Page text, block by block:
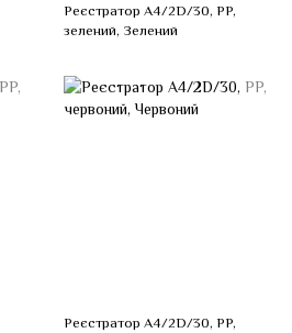
Реєстратор А4/2D/30, PP,
зелений, Зелений
Реєстратор А4/2D/30, PP,